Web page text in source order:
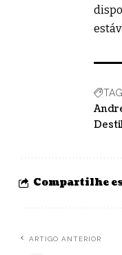
Compartilhe
ARTIGO ANTERIOR